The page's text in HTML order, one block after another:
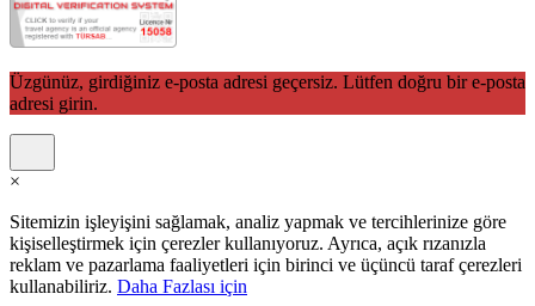
Üzgünüz, girdiğiniz e-posta adresi geçersiz. Lütfen doğru bir e-posta
adresi girin.
×
Sitemizin işleyişini sağlamak, analiz yapmak ve tercihlerinize göre
kişiselleştirmek için çerezler kullanıyoruz. Ayrıca, açık rızanızla
reklam ve pazarlama faaliyetleri için birinci ve üçüncü taraf çerezleri
kullanabiliriz. Daha Fazlası için